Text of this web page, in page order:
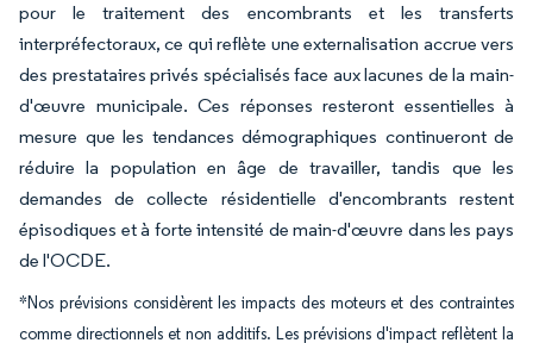
pour le traitement des encombrants et les transferts
interpréfectoraux, ce qui reflète une externalisation accrue vers
des prestataires privés spécialisés face aux lacunes de la main-
d'œuvre municipale. Ces réponses resteront essentielles à
mesure que les tendances démographiques continueront de
réduire la population en âge de travailler, tandis que les
demandes de collecte résidentielle d'encombrants restent
épisodiques et à forte intensité de main-d'œuvre dans les pays
de l'OCDE.
*Nos prévisions considèrent les impacts des moteurs et des contraintes
comme directionnels et non additifs. Les prévisions d'impact reflètent la